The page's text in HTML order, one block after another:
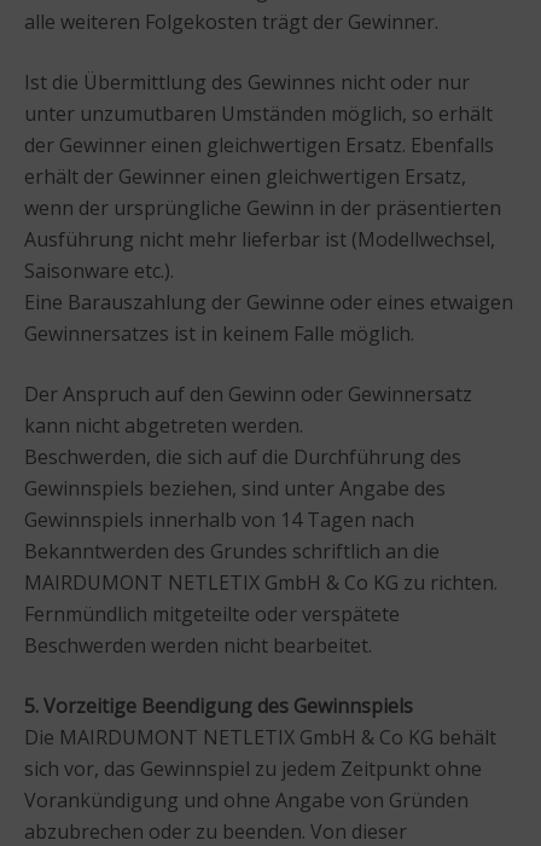
alle weiteren Folgekosten trägt der Gewinner.
Ist die Übermittlung des Gewinnes nicht oder nur
unter unzumutbaren Umständen möglich, so erhält
der Gewinner einen gleichwertigen Ersatz. Ebenfalls
erhält der Gewinner einen gleichwertigen Ersatz,
wenn der ursprüngliche Gewinn in der präsentierten
Ausführung nicht mehr lieferbar ist (Modellwechsel,
Saisonware etc.).
Eine Barauszahlung der Gewinne oder eines etwaigen
Gewinnersatzes ist in keinem Falle möglich.
Der Anspruch auf den Gewinn oder Gewinnersatz
kann nicht abgetreten werden.
Beschwerden, die sich auf die Durchführung des
Gewinnspiels beziehen, sind unter Angabe des
Gewinnspiels innerhalb von 14 Tagen nach
Bekanntwerden des Grundes schriftlich an die
MAIRDUMONT NETLETIX GmbH & Co KG zu richten.
Fernmündlich mitgeteilte oder verspätete
Beschwerden werden nicht bearbeitet.
5. Vorzeitige Beendigung des Gewinnspiels
Die MAIRDUMONT NETLETIX GmbH & Co KG behält
sich vor, das Gewinnspiel zu jedem Zeitpunkt ohne
Vorankündigung und ohne Angabe von Gründen
abzubrechen oder zu beenden. Von dieser